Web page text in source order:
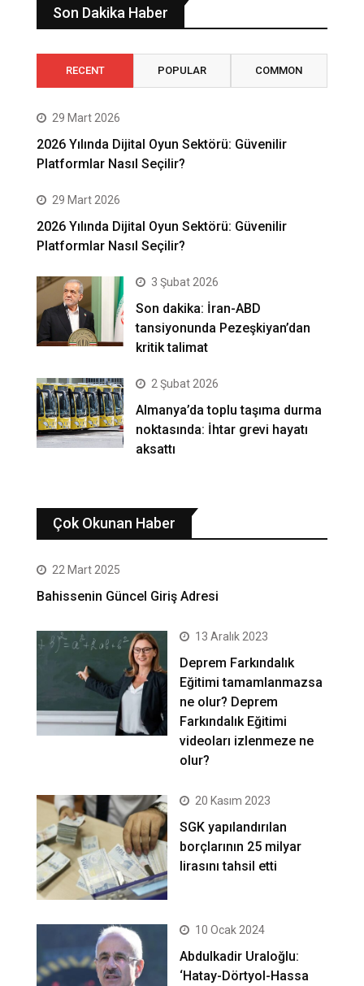
Son Dakika Haber
RECENT POPULAR COMMON
29 Mart 2026
2026 Yılında Dijital Oyun Sektörü: Güvenilir
Platformlar Nasıl Seçilir?
29 Mart 2026
2026 Yılında Dijital Oyun Sektörü: Güvenilir
Platformlar Nasıl Seçilir?
3 Şubat 2026
Son dakika: İran-ABD
tansiyonunda Pezeşkiyan’dan
kritik talimat
2 Şubat 2026
Almanya’da toplu taşıma durma
noktasında: İhtar grevi hayatı
aksattı
Çok Okunan Haber
22 Mart 2025
Bahissenin Güncel Giriş Adresi
13 Aralık 2023
Deprem Farkındalık
Eğitimi tamamlanmazsa
ne olur? Deprem
Farkındalık Eğitimi
videoları izlenmeze ne
olur?
20 Kasım 2023
SGK yapılandırılan
borçlarının 25 milyar
lirasını tahsil etti
10 Ocak 2024
Abdulkadir Uraloğlu:
‘Hatay-Dörtyol-Hassa